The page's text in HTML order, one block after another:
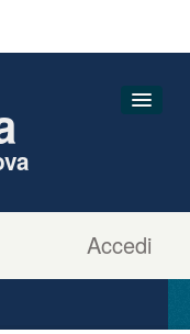
Accedi